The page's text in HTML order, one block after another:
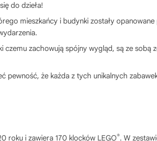
do dzieła!
mieszkańcy i budynki zostały
czemu zachowują spójny wygląd, są ze sobą
pewność, że każda z tych unikalnych
roku i zawiera 170 klocków LEGO®. W